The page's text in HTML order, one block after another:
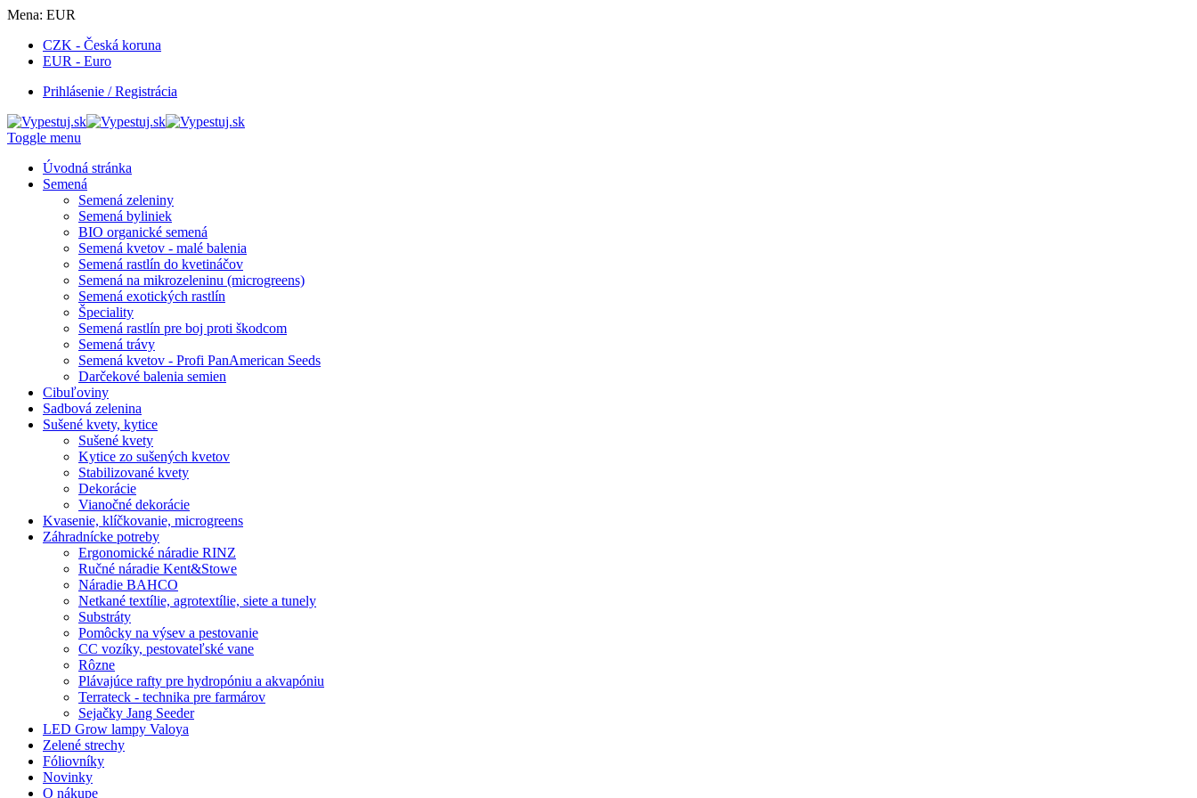
Mena: EUR
CZK - Česká koruna
EUR - Euro
Prihlásenie / Registrácia
Toggle menu
Úvodná stránka
Semená
Semená zeleniny
Semená byliniek
BIO organické semená
Semená kvetov - malé balenia
Semená rastlín do kvetináčov
Semená na mikrozeleninu (microgreens)
Semená exotických rastlín
Špeciality
Semená rastlín pre boj proti škodcom
Semená trávy
Semená kvetov - Profi PanAmerican Seeds
Darčekové balenia semien
Cibuľoviny
Sadbová zelenina
Sušené kvety, kytice
Sušené kvety
Kytice zo sušených kvetov
Stabilizované kvety
Dekorácie
Vianočné dekorácie
Kvasenie, klíčkovanie, microgreens
Záhradnícke potreby
Ergonomické náradie RINZ
Ručné náradie Kent&Stowe
Náradie BAHCO
Netkané textílie, agrotextílie, siete a tunely
Substráty
Pomôcky na výsev a pestovanie
CC vozíky, pestovateľské vane
Rôzne
Plávajúce rafty pre hydropóniu a akvapóniu
Terrateck - technika pre farmárov
Sejačky Jang Seeder
LED Grow lampy Valoya
Zelené strechy
Fóliovníky
Novinky
O nákupe